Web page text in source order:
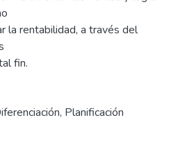
la rentabilidad, a través del
fin.
, Planificación